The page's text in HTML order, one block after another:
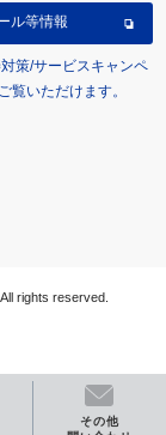
その他
ル等情報
策/サービスキャンペ
覧いただけます。
rights reserved.